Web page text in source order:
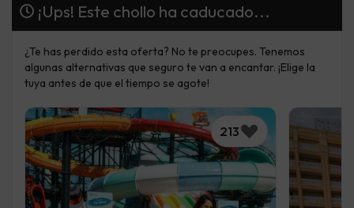
¡Ups! Este chollo ha caducado...
¿Te has perdido esta oferta? No te preocupes. Tenemos
algunas alternativas que seguro te van a encantar. ¡Elige la
tuya antes de que el tiempo se agote!
213